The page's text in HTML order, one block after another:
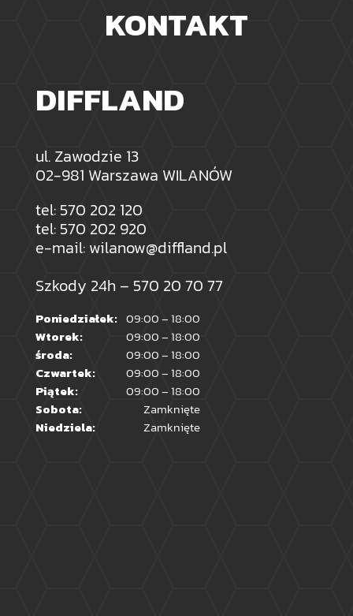
KONTAKT
DIFFLAND
ul. Zawodzie 13
02-981 Warszawa WILANÓW
tel: 570 202 120
tel: 570 202 920
e-mail: wilanow@diffland.pl
Szkody 24h – 570 20 70 77
Poniedziałek: 09:00 – 18:00
Wtorek:
09:00 – 18:00
środa:
09:00 – 18:00
Czwartek:
09:00 – 18:00
Piątek:
09:00 – 18:00
Sobota:
Zamknięte
Niedziela:
Zamknięte